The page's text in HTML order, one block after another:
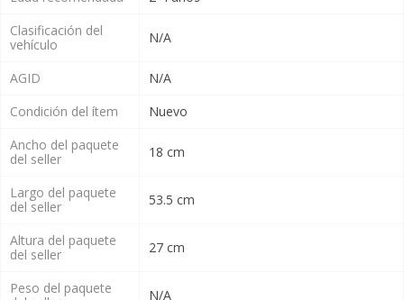
Clasificación del
vehículo
N/A
AGID
N/A
Condición del ítem
Nuevo
Ancho del paquete
del seller
18 cm
Largo del paquete
del seller
53.5 cm
Altura del paquete
del seller
27 cm
Peso del paquete
N/A